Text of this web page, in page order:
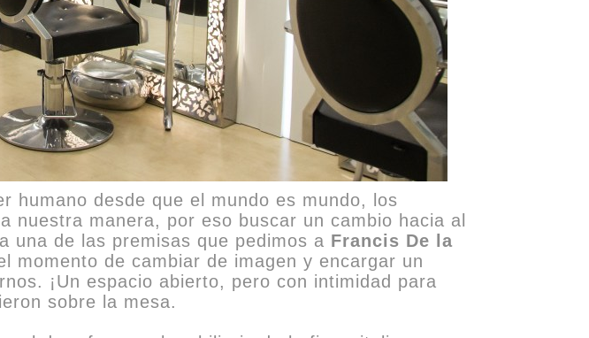
humano desde que el mundo es mundo, los
nuestra manera, por eso buscar un cambio hacia al
una de las premisas que pedimos a Francis De la
momento de cambiar de imagen y encargar un
¡Un espacio abierto, pero con intimidad para
sobre la mesa.